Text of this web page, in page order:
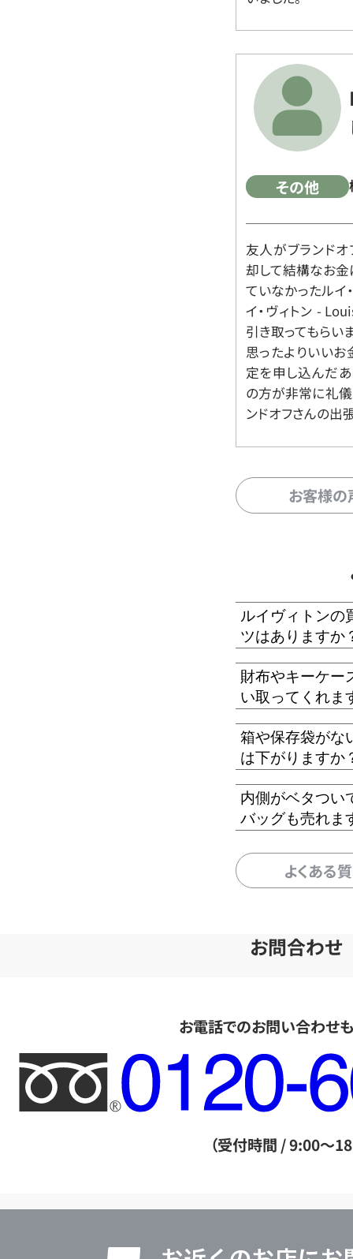
その他
友人がブランド
却して結構なお金
ていなかったルイ
イ・ヴィトン -
引き取ってもらい
思ったよりいいお
定を申し込んだ
の方が非常に礼儀
ンドオフさんの出
お客様
ルイヴィトンの
ツはありますか
財布やキーケー
い取ってくれま
箱や保存袋がな
は下がりますか
内側がベタつい
バッグも売れま
よくある
お問合わせ
お電話でのお問い合わせ
フ
リ
ー
ル
（受付時間 / 9:00～